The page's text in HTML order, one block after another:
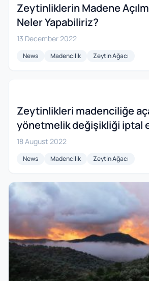
Zeytinliklerin Madene
Neler Yapabiliriz?
13 December 2022
News Madencilik Zeytin Ağacı
Zeytinlikleri madenciliğe
yönetmelik değişikliği iptal
18 August 2022
News Madencilik Zeytin Ağacı